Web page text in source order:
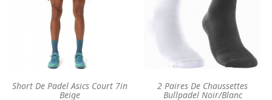
Short De Padel Asics Court 7in
Beige
2 Paires De Chaussettes
Bullpadel Noir/Blanc